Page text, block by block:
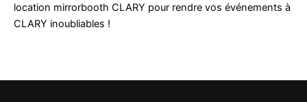
location mirrorbooth CLARY pour rendre vos événements à
CLARY inoubliables !